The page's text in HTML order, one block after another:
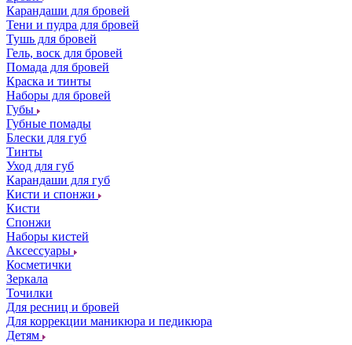
Карандаши для бровей
Тени и пудра для бровей
Тушь для бровей
Гель, воск для бровей
Помада для бровей
Краска и тинты
Наборы для бровей
Губы
Губные помады
Блески для губ
Тинты
Уход для губ
Карандаши для губ
Кисти и спонжи
Кисти
Спонжи
Наборы кистей
Аксессуары
Косметички
Зеркала
Точилки
Для ресниц и бровей
Для коррекции маникюра и педикюра
Детям